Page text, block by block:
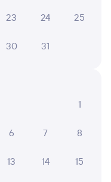
23 24 25
30 31
1
6 7 8
13 14 15